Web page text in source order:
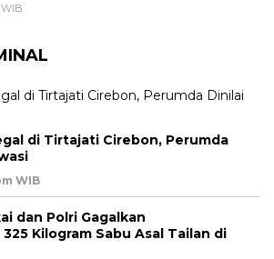
WIB
di Tirtajati Cirebon, Perumda
WIB
dan Polri Gagalkan
Kilogram Sabu Asal Tailan di